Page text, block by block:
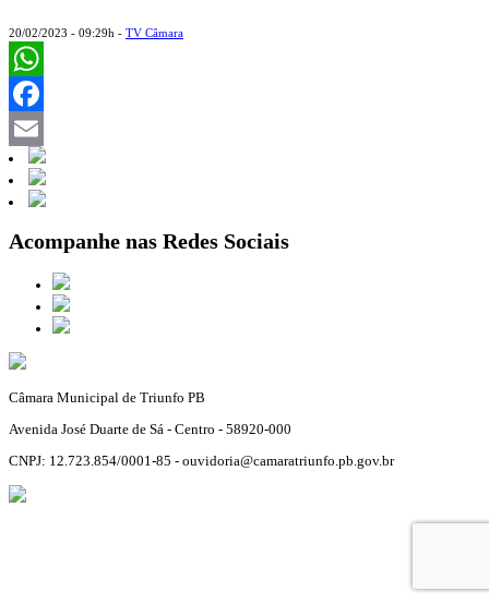
20/02/2023 - 09:29h - TV Câmara
WhatsApp
Facebook
Email
Acompanhe nas Redes Sociais
Câmara Municipal de Triunfo PB
Avenida José Duarte de Sá - Centro - 58920-000
CNPJ: 12.723.854/0001-85 - ouvidoria@camaratriunfo.pb.gov.br